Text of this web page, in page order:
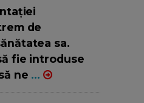
de
sa.
fie introduse
ne ...